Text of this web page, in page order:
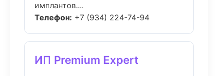
имплантов....
Телефон: +7 (934) 224-74-94
ИП Premium Expert